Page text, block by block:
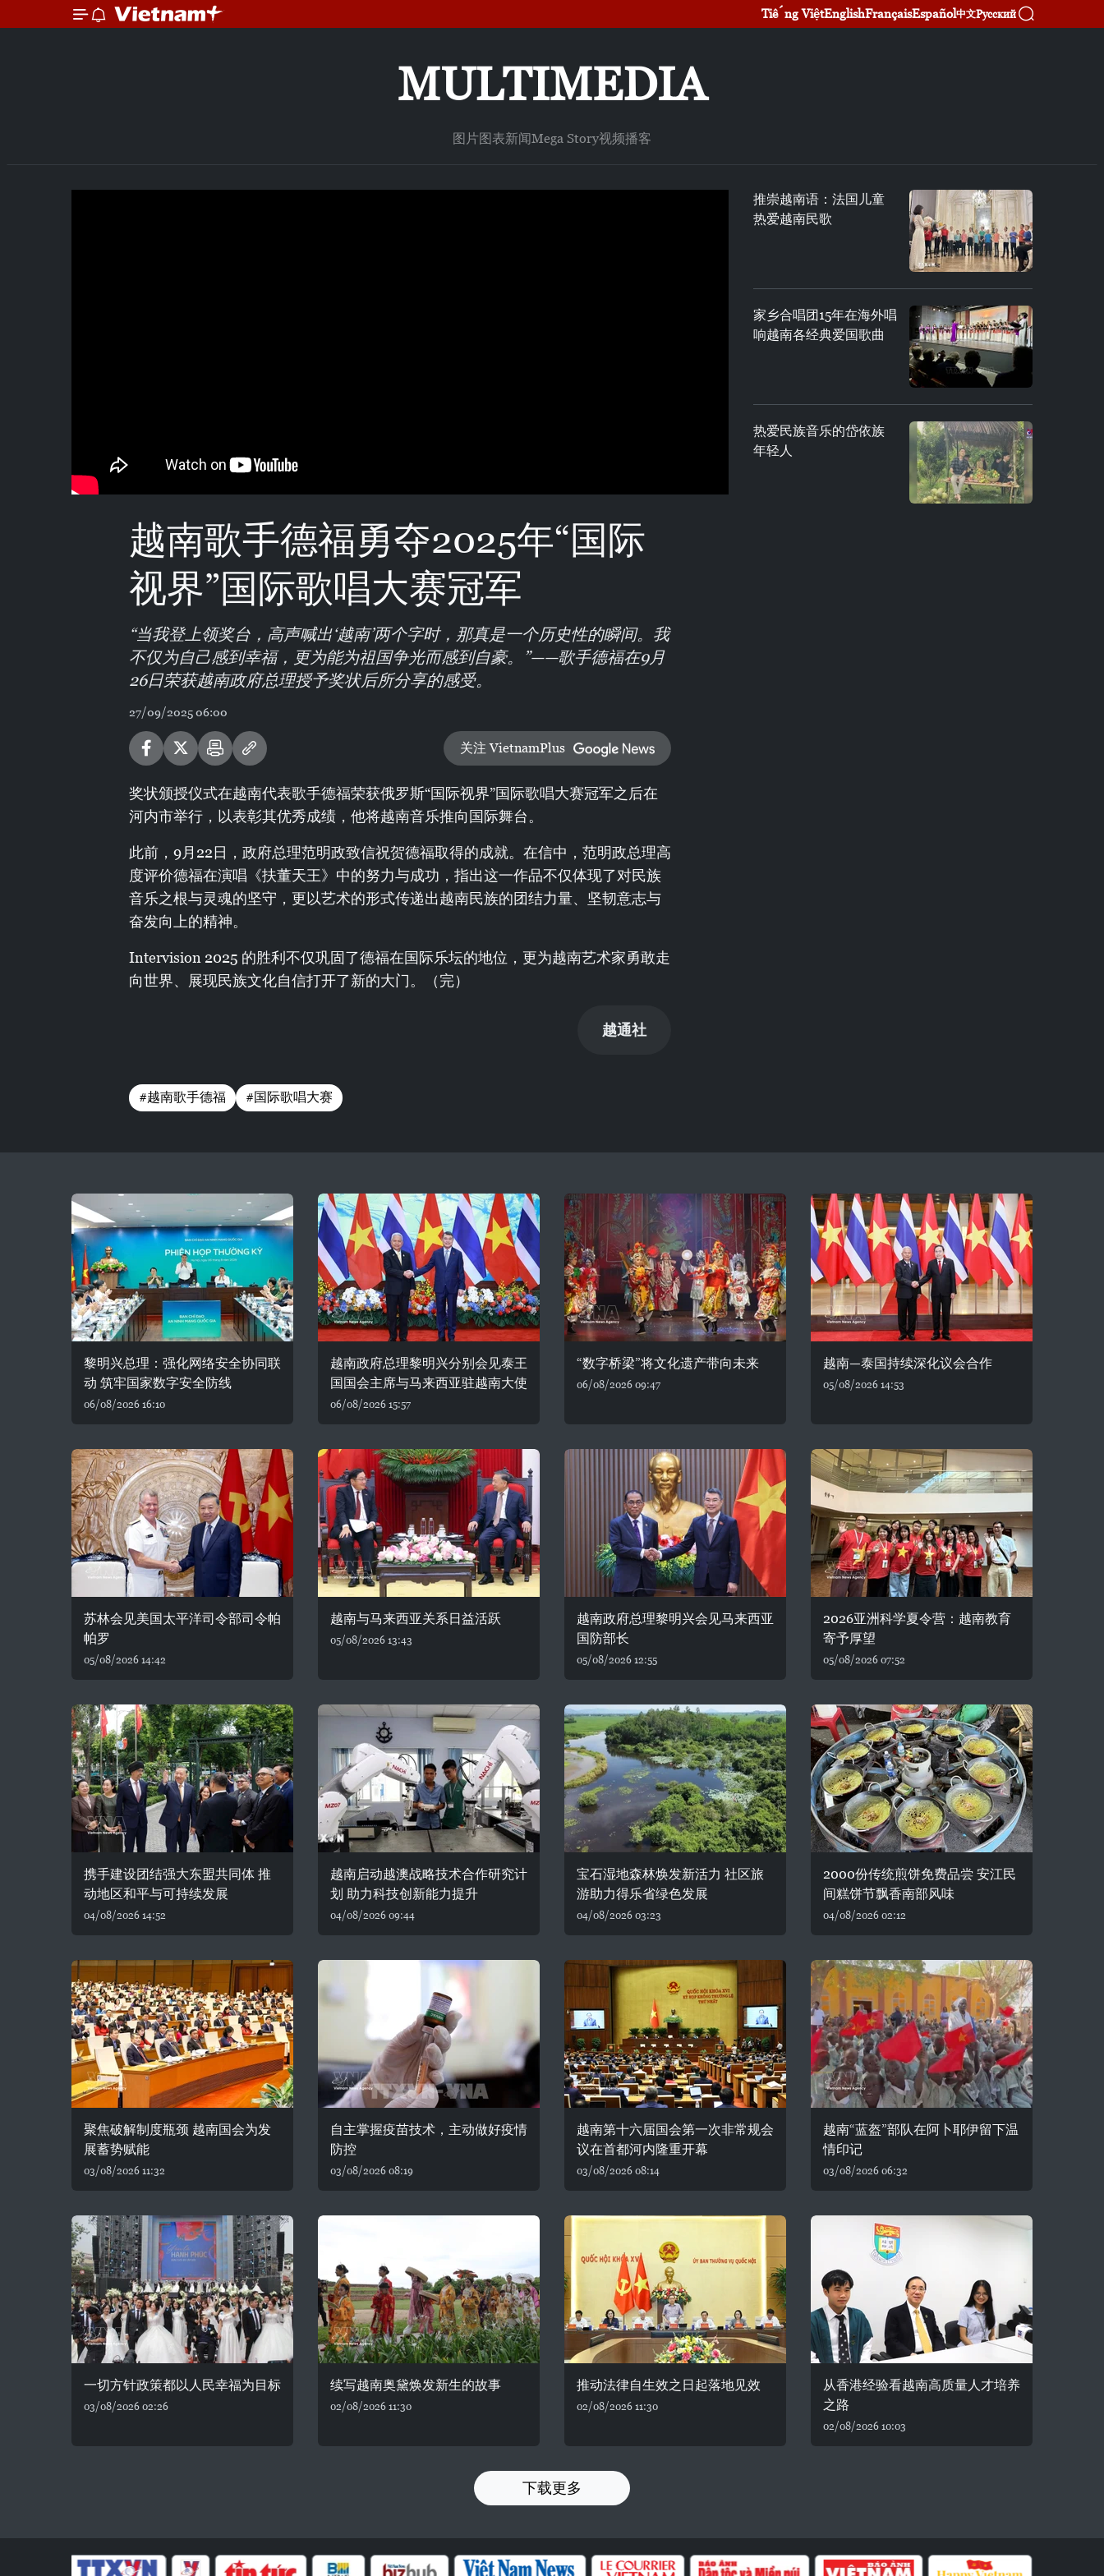
Tiếng ViệtEnglishFrançaisEspañol中文Русский
MULTIMEDIA
图片图表新闻Mega Story视频播客
越南歌手德福勇夺2025年“国际
视界”国际歌唱大赛冠军
“当我登上领奖台，高声喊出‘越南’两个字时，那真是一个历史性的瞬间。我
不仅为自己感到幸福，更为能为祖国争光而感到自豪。”——歌手德福在9月
26日荣获越南政府总理授予奖状后所分享的感受。
27/09/2025 06:00
关注 VietnamPlus
奖状颁授仪式在越南代表歌手德福荣获俄罗斯“国际视界”国际歌唱大赛冠军之后在
河内市举行，以表彰其优秀成绩，他将越南音乐推向国际舞台。
此前，9月22日，政府总理范明政致信祝贺德福取得的成就。在信中，范明政总理高
度评价德福在演唱《扶董天王》中的努力与成功，指出这一作品不仅体现了对民族
音乐之根与灵魂的坚守，更以艺术的形式传递出越南民族的团结力量、坚韧意志与
奋发向上的精神。
Intervision 2025 的胜利不仅巩固了德福在国际乐坛的地位，更为越南艺术家勇敢走
向世界、展现民族文化自信打开了新的大门。（完）
越通社
#越南歌手德福 #国际歌唱大赛
推崇越南语：法国儿童
热爱越南民歌
家乡合唱团15年在海外唱
响越南各经典爱国歌曲
热爱民族音乐的岱依族
年轻人
黎明兴总理：强化网络安全协同联
动 筑牢国家数字安全防线
06/08/2026 16:10
越南政府总理黎明兴分别会见泰王
国国会主席与马来西亚驻越南大使
06/08/2026 15:57
“数字桥梁”将文化遗产带向未来
06/08/2026 09:47
越南—泰国持续深化议会合作
05/08/2026 14:53
苏林会见美国太平洋司令部司令帕
帕罗
05/08/2026 14:42
越南与马来西亚关系日益活跃
05/08/2026 13:43
越南政府总理黎明兴会见马来西亚
国防部长
05/08/2026 12:55
2026亚洲科学夏令营：越南教育
寄予厚望
05/08/2026 07:52
携手建设团结强大东盟共同体 推
动地区和平与可持续发展
04/08/2026 14:52
越南启动越澳战略技术合作研究计
划 助力科技创新能力提升
04/08/2026 09:44
宝石湿地森林焕发新活力 社区旅
游助力得乐省绿色发展
04/08/2026 03:23
2000份传统煎饼免费品尝 安江民
间糕饼节飘香南部风味
04/08/2026 02:12
聚焦破解制度瓶颈 越南国会为发
展蓄势赋能
03/08/2026 11:32
自主掌握疫苗技术，主动做好疫情
防控
03/08/2026 08:19
越南第十六届国会第一次非常规会
议在首都河内隆重开幕
03/08/2026 08:14
越南“蓝盔”部队在阿卜耶伊留下温
情印记
03/08/2026 06:32
一切方针政策都以人民幸福为目标
03/08/2026 02:26
续写越南奥黛焕发新生的故事
02/08/2026 11:30
推动法律自生效之日起落地见效
02/08/2026 11:30
从香港经验看越南高质量人才培养
之路
02/08/2026 10:03
下载更多